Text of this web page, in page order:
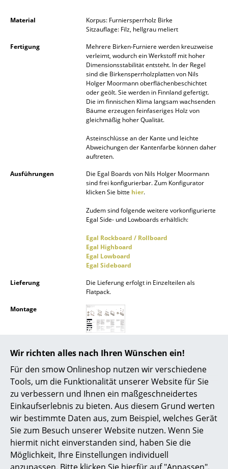
Wir richten alles nach Ihren Wünschen ein!
Für den smow Onlineshop nutzen wir verschiedene
Tools, um die Funktionalität unserer Website für Sie
zu verbessern und Ihnen ein maßgeschneidertes
Einkaufserlebnis zu bieten. Aus diesem Grund werten
wir bestimmte Daten aus, zum Beispiel, welches Gerät
Sie zum Besuch unserer Website nutzen. Wenn Sie
hiermit nicht einverstanden sind, haben Sie die
Möglichkeit, Ihre Einstellungen individuell
anzupassen. Bitte klicken Sie hierfür auf "Anpassen".
Kleinaufbewahrung
Einzelteile
... alle Aufbewahrungsmöbel
Hängeleuchten & Deckenleuchten
Schreibtischleuchten
Stehleuchten & Leseleuchten
Doppelbetten
Stapelbetten
Kinderbetten
Nachttische & Bettzubehör
... alle Betten
Accessoires
Uhren
Material
Korpus: Furniersperrholz Birke
Sitzauflage: Filz, hellgrau meliert
Fertigung
Mehrere Birken-Furniere werden kreuzweise
verleimt, wodurch ein Werkstoff mit hoher
Dimensionsstabilität entsteht. In der Regel
sind die Birkensperrholzplatten von Nils
Holger Moormann oberflächenbeschichtet
oder geölt. Sie werden in Finnland gefertigt.
Die im finnischen Klima langsam wachsenden
Bäume erzeugen feinfaseriges Holz von
gleichmäßig hoher Qualität.
Asteinschlüsse an der Kante und leichte
Abweichungen der Kantenfarbe können daher
auftreten.
Ausführungen
Die Egal Boards von Nils Holger Moormann
sind frei konfigurierbar. Zum Konfigurator
klicken Sie bitte hier.
Zudem sind folgende weitere vorkonfigurierte
Egal Side- und Lowboards erhältlich:
Egal Rockboard / Rollboard
Egal Highboard
Egal Lowboard
Egal Sideboard
Lieferung
Die Lieferung erfolgt in Einzelteilen als
Flatpack.
Montage
den unbehandelten Kanten können mithilfe
werden. Beschichtete Oberflächen können
mithilfe eines weichen Tuches mit
lauwarmem Wasser und einer geringen
Menge an farblosem Geschirrspülmittel
gereinigt werden. Geölte Oberflächen bitte
lediglich mit einem leicht angefeuchteten
Tuch abwischen und ggf. mit farblosem Öl
Gewährleistung
24 Monate